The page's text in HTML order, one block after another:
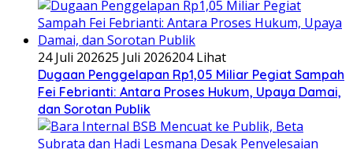
24 Juli 202625 Juli 2026204 Lihat
Dugaan Penggelapan Rp1,05 Miliar Pegiat Sampah
Fei Febrianti: Antara Proses Hukum, Upaya Damai,
dan Sorotan Publik